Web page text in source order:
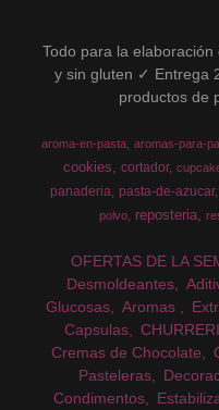
Todo para la
y sin gluten ✓ Entrega
productos de
aroma-en-pasta aromas-para-
cookies cortador
panaderia pasta-de-azucar
polvo
reposteria
OFERTAS DE LA
Desmoldeantes
Glucosas
Aromas
Capsulas
Cremas de Chocolate
Pasteleras
Condimentos